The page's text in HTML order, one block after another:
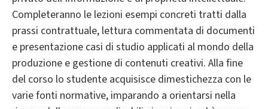
Completeranno le lezioni esempi concreti tratti dalla
prassi contrattuale, lettura commentata di documenti
e presentazione casi di studio applicati al mondo della
produzione e gestione di contenuti creativi. Alla fine
del corso lo studente acquisisce dimestichezza con le
varie fonti normative, imparando a orientarsi nella